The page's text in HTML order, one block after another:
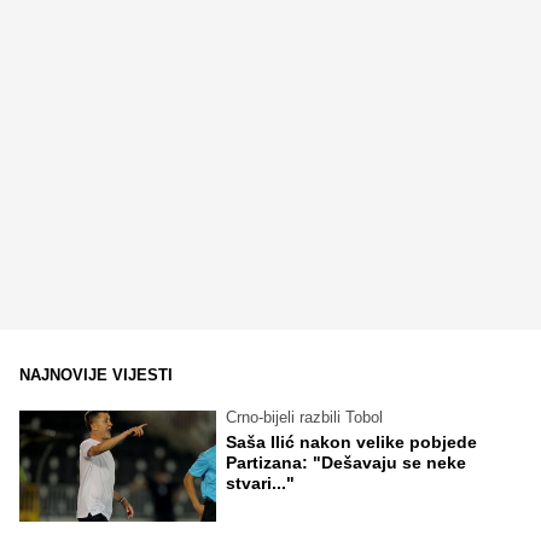
NAJNOVIJE VIJESTI
Crno-bijeli razbili Tobol
Saša Ilić nakon velike pobjede
Partizana: "Dešavaju se neke
stvari..."